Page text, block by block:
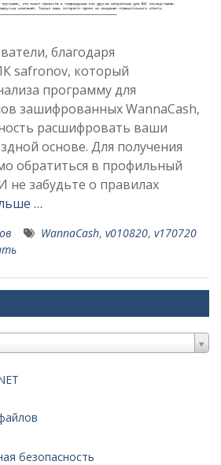
благодаря
safronov, который
программу для
зашифрованных WannaCash,
расшифровать ваши
основе. Для получения
обратиться в профильный
не забудьте о правилах
…
WannaCash, v010820, v170720
безопасность